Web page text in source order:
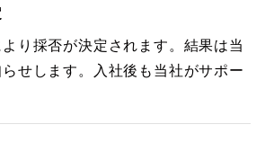
り採否が決定されます。結果は当
せします。入社後も当社がサポー